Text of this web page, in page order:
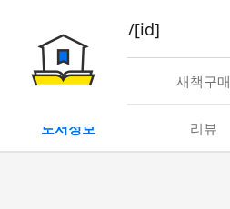
book/rent/[id]
대여 새책구매
도서정보 리뷰